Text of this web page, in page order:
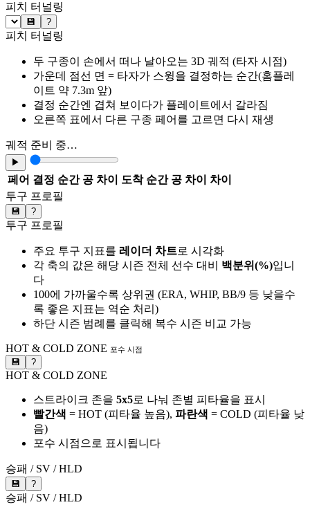
피치 터널링
💾 ?
피치 터널링
두 구종이 손에서 떠나 날아오는 3D 궤적 (타자 시점)
가운데 점선 면 = 타자가 스윙을 결정하는 순간(홈플레
이트 약 7.3m 앞)
결정 순간엔 겹쳐 보이다가 플레이트에서 갈라짐
오른쪽 표에서 다른 구종 페어를 고르면 다시 재생
궤적 준비 중…
▶
페어 결정 순간 공 차이 도착 순간 공 차이
차이
투구 프로필
💾 ?
투구 프로필
주요 투구 지표를 레이더 차트로 시각화
각 축의 값은 해당 시즌 전체 선수 대비 백분위(%)입니
다
100에 가까울수록 상위권 (ERA, WHIP, BB/9 등 낮을수
록 좋은 지표는 역순 처리)
하단 시즌 범례를 클릭해 복수 시즌 비교 가능
HOT & COLD ZONE 포수 시점
💾 ?
HOT & COLD ZONE
스트라이크 존을 5x5로 나눠 존별 피타율을 표시
빨간색 = HOT (피타율 높음), 파란색 = COLD (피타율 낮
음)
포수 시점으로 표시됩니다
승패 / SV / HLD
💾 ?
승패 / SV / HLD